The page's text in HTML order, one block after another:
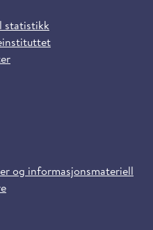
statistikk
og informasjonsmateriell